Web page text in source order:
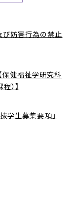
び妨害行為の禁止
保健福祉学研究科
）】
学生募集要項」